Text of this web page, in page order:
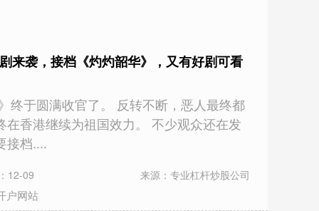
来袭，接档《灼灼韶华》，又有好剧可看
终于圆满收官了。 反转不断，恶人最终都
香港继续为祖国效力。 不少观众还在发
接档....
12-09 来源：专业杠杆炒股公司
户网站